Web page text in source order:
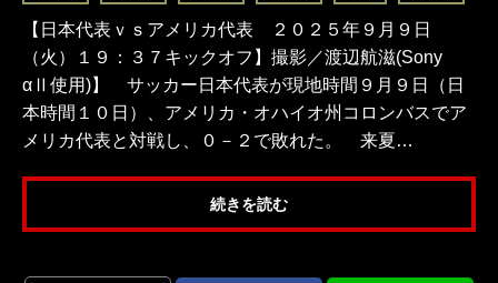
【日本代表ｖｓアメリカ代表 ２０２５年９月９日
（火）１９：３７キックオフ】撮影／渡辺航滋(Sony
αⅡ使用)】 サッカー日本代表が現地時間９月９日（日
本時間１０日）、アメリカ・オハイオ州コロンバスでア
メリカ代表と対戦し、０－２で敗れた。 来夏…
続きを読む